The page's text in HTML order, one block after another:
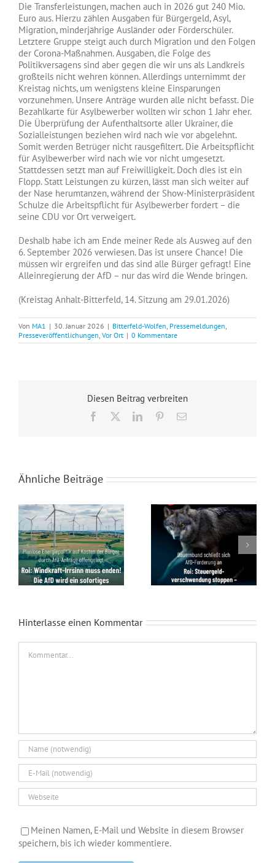
Die Transferleistungen, machen auch in 2026 gut 240 Mio.
Euro aus. Hierzu zählen Ausgaben für Bürgergeld, Asyl,
Migration, minderjährige Ausländer oder Förderschüler.
Letztere Gruppe steigt auch durch Migration und den Folgen
der Corona-Maßnahmen. Ausgaben, die Folge des
Politikversagens sind aber gegen die wir uns als Landkreis
großteils nicht wehren können. Allerdings unternimmt der
Kreistag nichts, um wenigstens kleine Einsparungen
vorzunehmen. Unsere Anträge wurden alle nicht befasst. Die
Bezahlkarte für Asylbewerber wollten wir schon 1 Jahr eher.
Die Überprüfung der Aufenthaltsorte aller Ukrainer, die
Sozialleistungen beziehen wird nach wie vor abgelehnt.
Somit werden Betrüger nicht rausgefiltert. Die Arbeitspflicht
für Asylbewerber wird nach wie vor nicht umgesetzt.
Stattdessen setzt man auf Freiwilligkeit. Doch dies ist ein
Flopp. Statt Leistungen zu kürzen, lässt man sich weiter auf
der Nase herumtanzen, während der Show-Ministerpräsident
Schulze die Arbeitspflicht für Asylbewerber fordert – die
seine CDU vor Ort verweigert.
Deshalb habe ich am Ende meiner Rede als Ausweg auf den
6. September 2026 verwiesen. Das ist unsere Chance! Die
müssen wir ergreifen und das sind alle Bürger gefragt! Eine
Alleinregierung der AfD – nur das wird die Wende bringen.
(Kreistag Anhalt-Bitterfeld, 14. Sitzung am 29.01.2026)
Von MA1 | 30. Januar 2026 | Bitterfeld-Wolfen, Pressemeldungen,
Presseveröffentlichungen, Vor Ort | 0 Kommentare
Diesen Beitrag verbreiten
Facebook LinkedInPinterest
E-
Ähnliche Beiträge
Hinterlasse einen Kommentar
Meinen Namen, E-Mail und Website in diesem Browser
speichern, bis ich wieder kommentiere.